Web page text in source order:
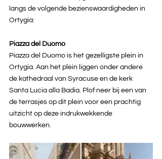
langs de volgende bezienswaardigheden in
Ortygia:
Piazza del Duomo
Piazza del Duomo is het gezelligste plein in
Ortygia. Aan het plein liggen onder andere
de kathedraal van Syracuse en de kerk
Santa Lucia alla Badia. Plof neer bij een van
de terrasjes op dit plein voor een prachtig
uitzicht op deze indrukwekkende
bouwwerken.